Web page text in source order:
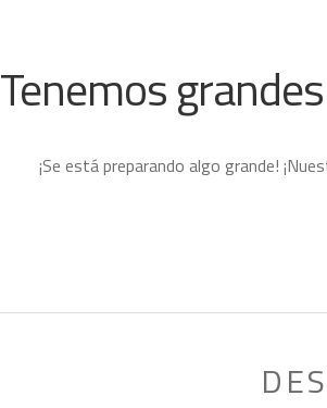
Tenemos
¡Se está preparando algo grande!